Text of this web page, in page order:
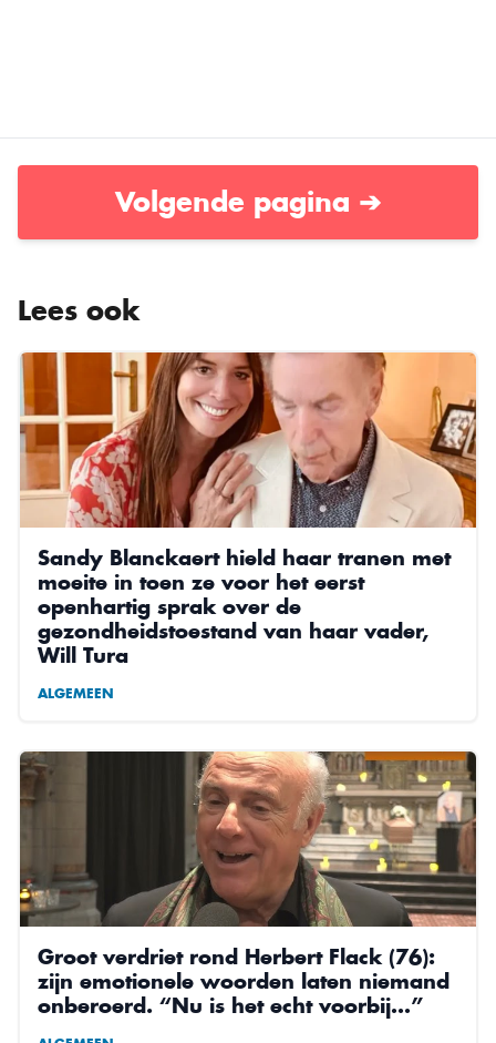
Volgende pagina ➔
Lees ook
Sandy Blanckaert hield haar tranen met
moeite in toen ze voor het eerst
openhartig sprak over de
gezondheidstoestand van haar vader,
Will Tura
ALGEMEEN
Groot verdriet rond Herbert Flack (76):
zijn emotionele woorden laten niemand
onberoerd. “Nu is het echt voorbij…”